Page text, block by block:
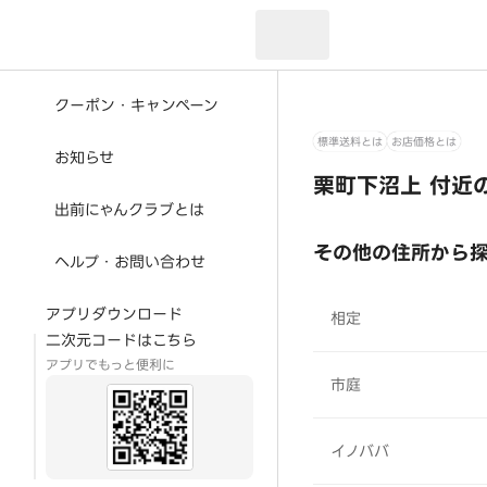
クーポン・キャンペーン
お知らせ
出前にゃんクラブとは
ヘルプ・お問い合わせ
アプリダウンロード
二次元コードはこちら
アプリでもっと便利に
標準送料とは お店価格とは
栗町下沼上 付近
その他の住所から
相定
市庭
イノババ